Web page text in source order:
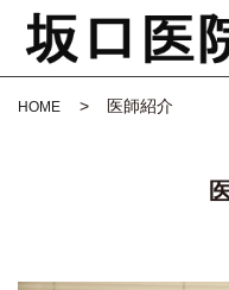
HOME 医師紹介